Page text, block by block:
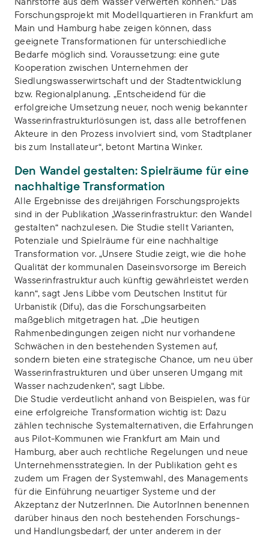
Forschungsprojekt mit Modellquartieren in Frankfurt am
Main und Hamburg habe zeigen können, dass
geeignete Transformationen für unterschiedliche
Bedarfe möglich sind. Voraussetzung: eine gute
Kooperation zwischen Unternehmen der
Siedlungswasserwirtschaft und der Stadtentwicklung
bzw. Regionalplanung. „Entscheidend für die
erfolgreiche Umsetzung neuer, noch wenig bekannter
Wasserinfrastrukturlösungen ist, dass alle betroffenen
Akteure in den Prozess involviert sind, vom Stadtplaner
bis zum Installateur“, betont Martina Winker.
Den Wandel gestalten: Spielräume für eine
nachhaltige Transformation
Alle Ergebnisse des dreijährigen Forschungsprojekts
sind in der Publikation „Wasserinfrastruktur: den Wandel
gestalten“ nachzulesen. Die Studie stellt Varianten,
Potenziale und Spielräume für eine nachhaltige
Transformation vor. „Unsere Studie zeigt, wie die hohe
Qualität der kommunalen Daseinsvorsorge im Bereich
Wasserinfrastruktur auch künftig gewährleistet werden
kann“, sagt Jens Libbe vom Deutschen Institut für
Urbanistik (Difu), das die Forschungsarbeiten
maßgeblich mitgetragen hat. „Die heutigen
Rahmenbedingungen zeigen nicht nur vorhandene
Schwächen in den bestehenden Systemen auf,
sondern bieten eine strategische Chance, um neu über
Wasserinfrastrukturen und über unseren Umgang mit
Wasser nachzudenken“, sagt Libbe.
Die Studie verdeutlicht anhand von Beispielen, was für
eine erfolgreiche Transformation wichtig ist: Dazu
zählen technische Systemalternativen, die Erfahrungen
aus Pilot-Kommunen wie Frankfurt am Main und
Hamburg, aber auch rechtliche Regelungen und neue
Unternehmensstrategien. In der Publikation geht es
zudem um Fragen der Systemwahl, des Managements
für die Einführung neuartiger Systeme und der
Akzeptanz der NutzerInnen. Die AutorInnen benennen
darüber hinaus den noch bestehenden Forschungs-
und Handlungsbedarf, der unter anderem in der